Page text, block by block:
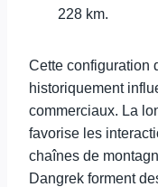
228 km.
Cette configuration
historiquement
commerciaux. La
favorise les
chaînes de
Dangrek forment